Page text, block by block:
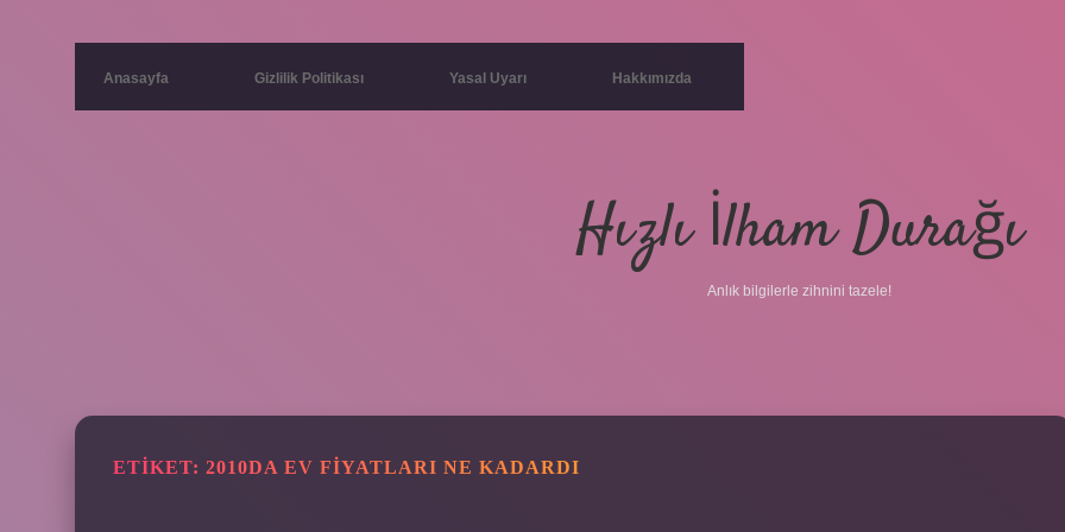
Anasayfa Gizlilik Politikası Yasal Uyarı Hakkımızda
Hızlı İlham Durağı
Anlık bilgilerle zihnini tazele!
ETIKET: 2010DA EV FIYATLARI NE KADARDI